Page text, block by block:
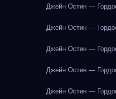
Джейн Остин —
Джейн Остин —
Джейн Остин —
Джейн Остин —
Джейн Остин —